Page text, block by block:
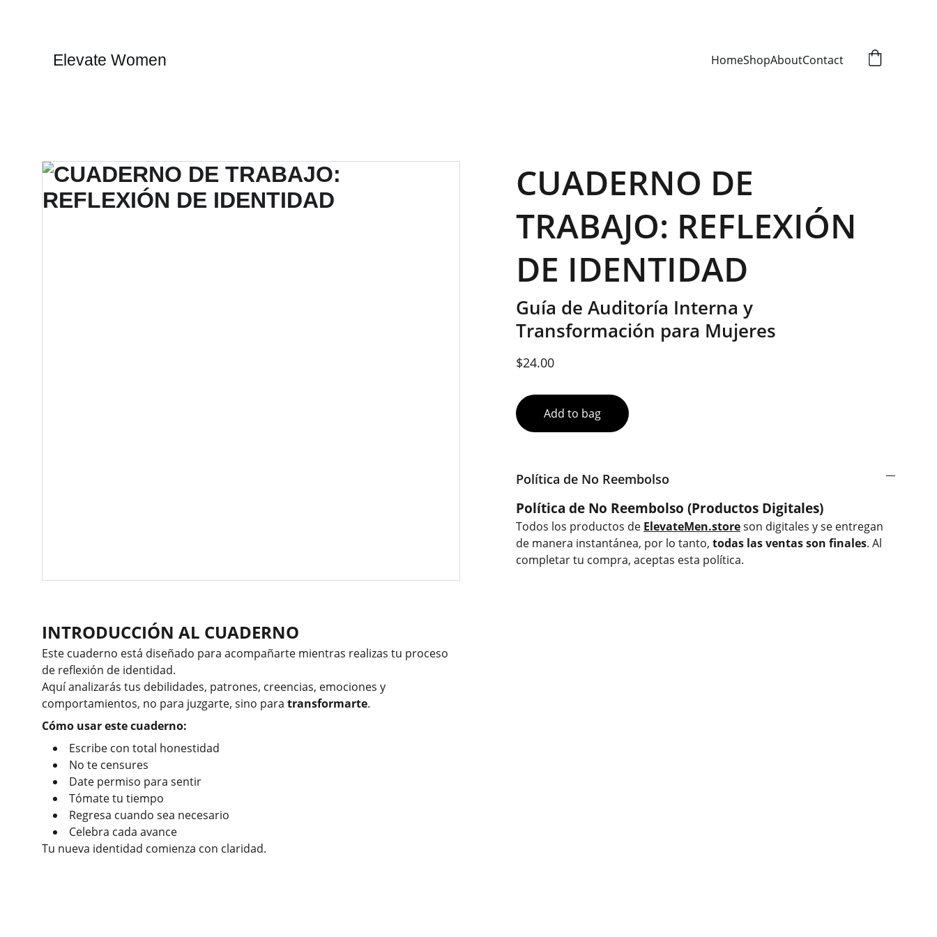
Elevate Women HomeShopAboutContact
INTRODUCCIÓN AL CUADERNO
Este cuaderno está diseñado para acompañarte mientras realizas tu proceso
de reflexión de identidad.
Aquí analizarás tus debilidades, patrones, creencias, emociones y
comportamientos, no para juzgarte, sino para transformarte.
Cómo usar este cuaderno:
Escribe con total honestidad
No te censures
Date permiso para sentir
Tómate tu tiempo
Regresa cuando sea necesario
Celebra cada avance
Tu nueva identidad comienza con claridad.
CUADERNO DE
TRABAJO: REFLEXIÓN
DE IDENTIDAD
Guía de Auditoría Interna y
Transformación para Mujeres
$24.00
Add to bag
Política de No Reembolso
Política de No Reembolso (Productos Digitales)
Todos los productos de ElevateMen.storeson digitales y se entregan
de manera instantánea, por lo tanto, todas las ventas son finales. Al
completar tu compra, aceptas esta política.